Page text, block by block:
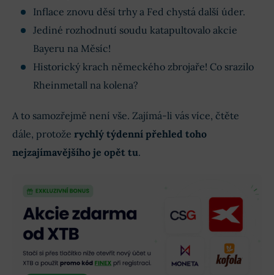
Inflace znovu děsí trhy a Fed chystá další úder.
Jediné rozhodnutí soudu katapultovalo akcie
Bayeru na Měsíc!
Historický krach německého zbrojaře! Co srazilo
Rheinmetall na kolena?
A to samozřejmě není vše. Zajímá-li vás více, čtěte
dále, protože rychlý týdenní přehled toho
nejzajímavějšího je opět tu.